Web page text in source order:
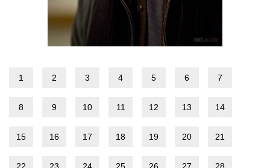
1 2 3 4 5 6 7
8 9 10 11 12 13 14
15 16 17 18 19 20 21